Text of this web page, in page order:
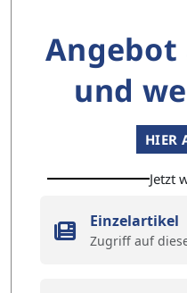
Angebot
und
HIER
Jetzt
Einzelartikel
Zugriff auf